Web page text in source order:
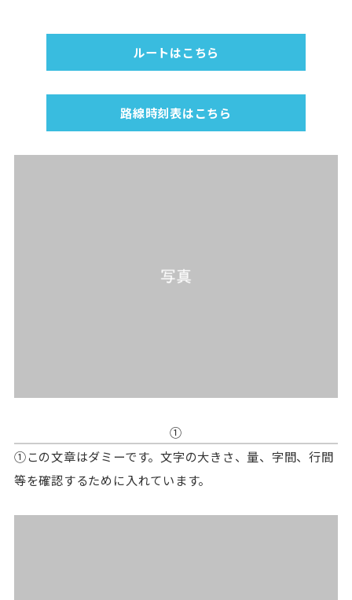
ルートはこちら
路線時刻表はこちら
①
①この文章はダミーです。文字の大きさ、量、字間、行間
等を確認するために入れています。